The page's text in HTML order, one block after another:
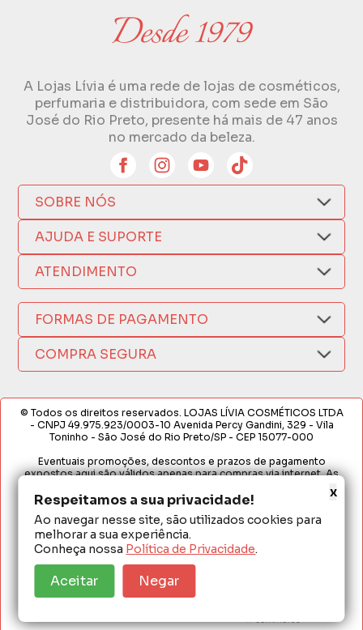
Respeitamos a sua privacidade!
Ao navegar nesse site, são utilizados cookies para
melhorar a sua experiência.
Conheça nossa Política de Privacidade.
Aceitar Negar
x
A Lojas Lívia é uma rede de lojas de cosméticos,
perfumaria e distribuidora, com sede em São
José do Rio Preto, presente há mais de 47 anos
no mercado da beleza.
SOBRE NÓS
Quem Somos
Compra Segura
Como Comprar
Nossas Lojas
Política de Privacidade
AJUDA E SUPORTE
Nosso Aplicativo
Trocas e Devoluções
Formas de Pagamento
Fretes e Entregas
Fabricantes
Termos de Compra e Venda
ATENDIMENTO
(17) 3209-9595
sacweb@lojaslivia.com.br
FORMAS DE PAGAMENTO
COMPRA SEGURA
© Todos os direitos reservados. LOJAS LÍVIA COSMÉTICOS LTDA
- CNPJ 49.975.923/0003-10 Avenida Percy Gandini, 329 - Vila
Toninho - São José do Rio Preto/SP - CEP 15077-000
Eventuais promoções, descontos e prazos de pagamento
expostos aqui são válidos apenas para compras via internet. As
Loja. É proibida a utilização total ou parcial sem nossa autorização.
Em caso de divergência de preços no site, o valor válido é o do
Carrinho de Compras. Preços e condições de pagamento
exclusivos para compras via internet. Ofertas válidas até o
término de nossos estoques para internet. Vendas sujeitas à
análise e confirmação de dados.